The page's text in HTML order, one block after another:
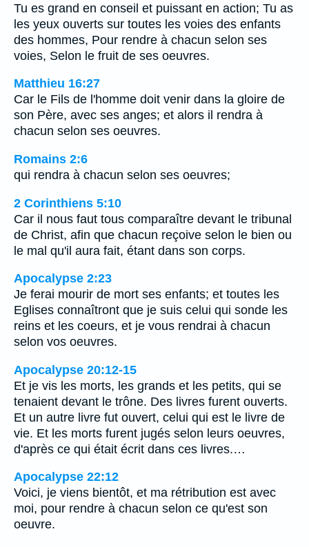
Tu es grand en conseil et puissant en action; Tu as
les yeux ouverts sur toutes les voies des enfants
des hommes, Pour rendre à chacun selon ses
voies, Selon le fruit de ses oeuvres.
Matthieu 16:27
Car le Fils de l'homme doit venir dans la gloire de
son Père, avec ses anges; et alors il rendra à
chacun selon ses oeuvres.
Romains 2:6
qui rendra à chacun selon ses oeuvres;
2 Corinthiens 5:10
Car il nous faut tous comparaître devant le tribunal
de Christ, afin que chacun reçoive selon le bien ou
le mal qu'il aura fait, étant dans son corps.
Apocalypse 2:23
Je ferai mourir de mort ses enfants; et toutes les
Eglises connaîtront que je suis celui qui sonde les
reins et les coeurs, et je vous rendrai à chacun
selon vos oeuvres.
Apocalypse 20:12-15
Et je vis les morts, les grands et les petits, qui se
tenaient devant le trône. Des livres furent ouverts.
Et un autre livre fut ouvert, celui qui est le livre de
vie. Et les morts furent jugés selon leurs oeuvres,
d'après ce qui était écrit dans ces livres.…
Apocalypse 22:12
Voici, je viens bientôt, et ma rétribution est avec
moi, pour rendre à chacun selon ce qu'est son
oeuvre.